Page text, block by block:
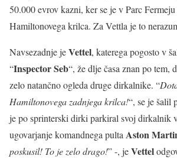
50.000 evrov kazni, ker se je v Parc
Hamiltonovega krilca. Za Vettla je to
Navsezadnje jeVettel, katerega pogosto v
“Inspector Seb“, že dlje časa znan po tem,
zelo natančno ogleda druge dirkalnike. “
Hamiltonovega zadnjega krilca!“, se je šalil
je po sprinterski dirki parkiral svoj dirkalnik
ugovarjanje komandnega pultaAston
poskusil! To je zelo drago!” -, jeVettel